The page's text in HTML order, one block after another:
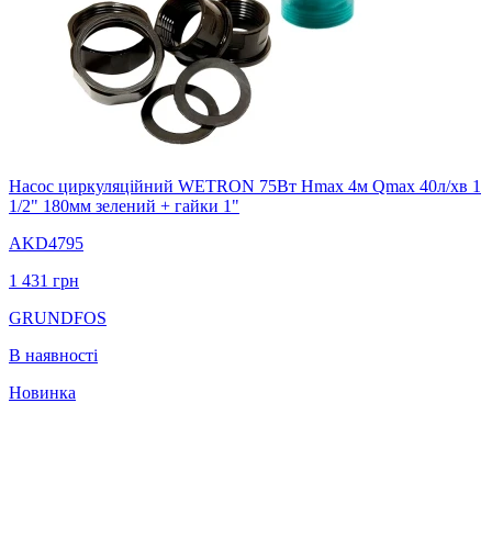
Насос циркуляційний WETRON 75Вт Hmax 4м Qmax 40л/хв 1
1/2" 180мм зелений + гайки 1"
AKD4795
1 431 грн
GRUNDFOS
В наявності
Новинка